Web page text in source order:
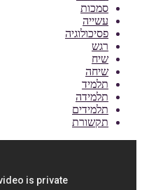
סמכות
עשייה
פסיכולוגיה
רגש
שיח
שיחה
תלמיד
תלמידה
תלמידים
תקשורת